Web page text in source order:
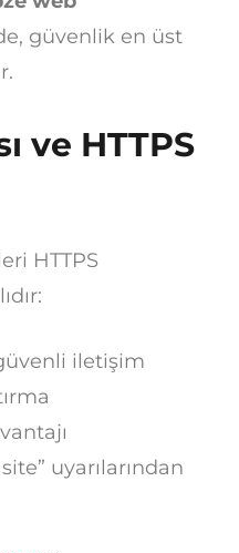
güvenlik en üst
ve HTTPS
HTTPS
iletişim
uyarılarından